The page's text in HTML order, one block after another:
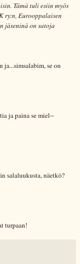
Tämä tuli esiin myös
ry:n, Eurooppalaisen
jäseninä on satoja
se on
ja paina se miel--
salaluukusta, näetkö?
turpaan!